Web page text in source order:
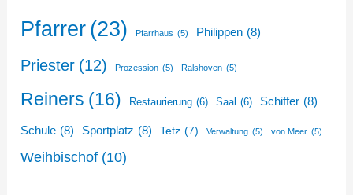
Pfarrer(23) Pfarrhaus (5) Philippen (8)
Priester (12) Prozession (5) Ralshoven (5)
Reiners (16) Restaurierung (6) Saal (6) Schiffer (8)
Schule (8) Sportplatz (8) Tetz (7) Verwaltung (5) von Meer (5)
Weihbischof (10)